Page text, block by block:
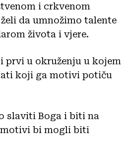
i crkvenom
da umnožimo talente
života i vjere.
prvi u okruženju u kojem
koji ga motivi potiču
slaviti Boga i biti na
bi mogli biti